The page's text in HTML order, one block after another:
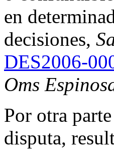
en
decisiones,
DES2006-
Oms
Por otra
disputa,